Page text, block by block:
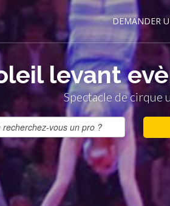
DEMANDER
levant
Spectacle de cirque